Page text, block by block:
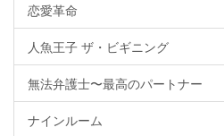
恋愛革命
人魚王子 ザ・ビギニング
無法弁護士〜最高のパートナー
ナインルーム